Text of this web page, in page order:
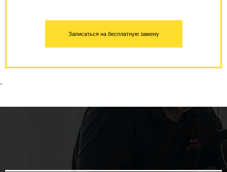
Записаться на бесплатную замену
`